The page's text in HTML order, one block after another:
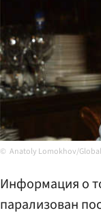
Anatoly Lomokhov/
Информация о
парализован